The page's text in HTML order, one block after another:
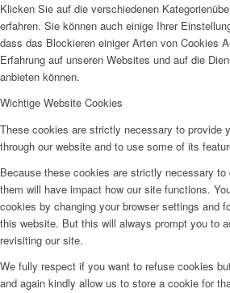
Klicken Sie auf die verschiedenen
erfahren. Sie können auch einige Ihrer
dass das Blockieren einiger Arten von Cookies
Erfahrung auf unseren Websites und auf die
anbieten können.
Wichtige Website Cookies
These cookies are strictly necessary to provide
through our website and to use some of its
Because these cookies are strictly necessary
them will have impact how our site functions.
cookies by changing your browser settings and
this website. But this will always prompt you to
revisiting our site.
We fully respect if you want to refuse cookies
and again kindly allow us to store a cookie for